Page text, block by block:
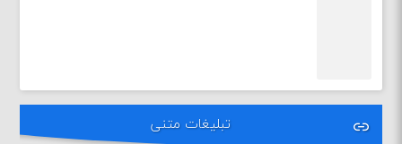
تبلیغات متنی